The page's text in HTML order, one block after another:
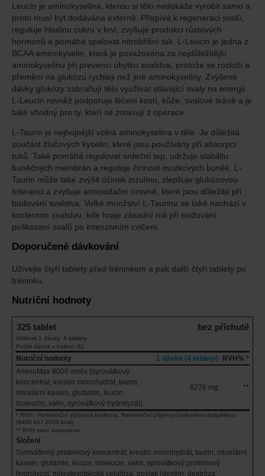
Leucin je aminokyselina, kterou si tělo nedokáže vyrobit samo a
proto musí být dodávána externě. Přispívá k regeneraci svalů,
reguluje hladinu cukru v krvi, zvyšuje produkci růstových
hormonů a pomáhá spalovat nitrobřišní tuk. L-Leucin je jedna z
BCAA aminokyselin, která je považována za nejdůležitější
aminokyselinu při prevenci úbytku svalstva, protože se rozloží a
přemění na glukózu rychleji než jiné aminokyseliny. Zvýšené
dávky glukózy zabraňují tělu využívat stávající svaly na energii.
L-Leucin rovněž podporuje léčení kostí, kůže, svalové tkáně a je
také vhodný pro ty, kteří se zotavují z operace.
L-Taurin je nejhojnější volná aminokyselina v těle. Je důležitá
součást žlučových kyselin, které jsou používány při absorpci
tuků. Také pomáhá regulovat srdeční tep, udržuje stabilitu
buněčných membrán a reguluje činnost mozkových buněk. L-
Taurin může také zvýšit účinek inzulínu, zlepšuje glukózovou
toleranci a zvyšuje antioxidační úrovně, které jsou důležité při
budování svalstva. Velké množství L-Taurinu se také nachází v
kosterním svalstvu, kde hraje zásadní roli při snižování
poškození svalů po intenzivním cvičení.
Doporučené dávkování
Užívejte čtyři tablety před tréninkem a pak další čtyři tablety po
tréninku.
Nutriční hodnoty
325 tablet bez příchutě
Velikost 1 dávky: 4 tablety
Počet dávek v balení: 81
Nutriční hodnoty 1 dávka (4 tablety)
RVH% *
AminoMax 8000 směs (syrovátkový
koncentrát, kreatin monohydrát, taurin,
micelární kasein, glutamin, leucin,
isoleucin, valin, syrovátkový hydrolyzát).
8276 mg **
* RVH - Referenční výživová hodnota. Referenční příjem průměrného dospělého
(8400 kJ / 2000 kcal)
** RVH není stanoveno
Složení
Syrovátkový proteinový koncentrát, kreatin monohydrát, taurin, micelární
kasein, glutamin, leucin, isoleucin, valin, syrovátkový proteinový
hydrolyzát, mikrokrystalická celulóza, povlak (dextrin, dextróza